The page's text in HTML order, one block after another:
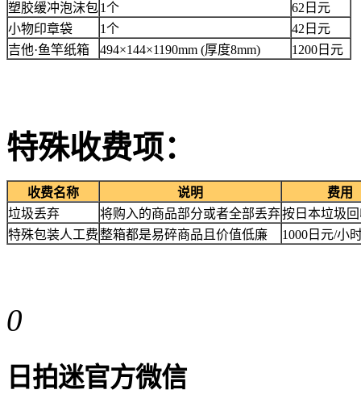
塑胶缓冲泡沫包1个
62日元
小物印章袋
1个
42日元
吉他·鱼竿纸箱
494×144×1190mm (厚度8mm) 1200日元
特殊收费项：
收费名称 说明
费用
垃圾丢弃
将购入的商品部分或者全部丢弃按日本垃圾
特殊包装人工费整箱都是易碎商品且价值低廉 1000日元/小
0
日拍迷官方微信